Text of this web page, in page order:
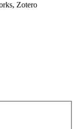
Zotero